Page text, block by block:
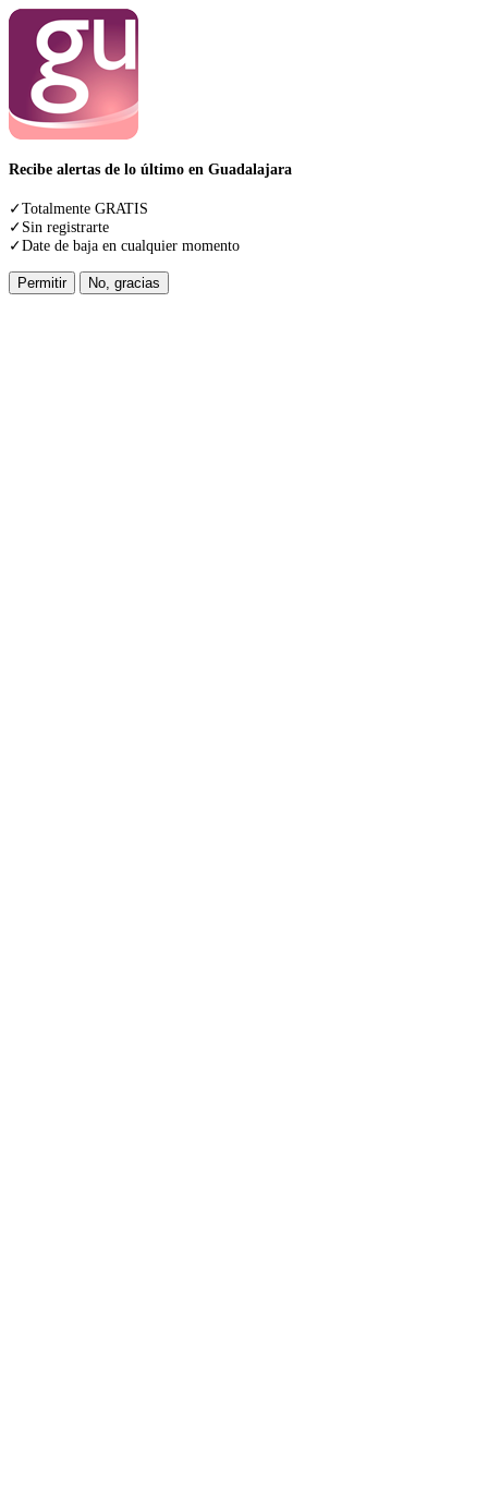
Recibe alertas de lo último en Guadalajara
✓Totalmente GRATIS
✓Sin registrarte
✓Date de baja en cualquier momento
Permitir No, gracias